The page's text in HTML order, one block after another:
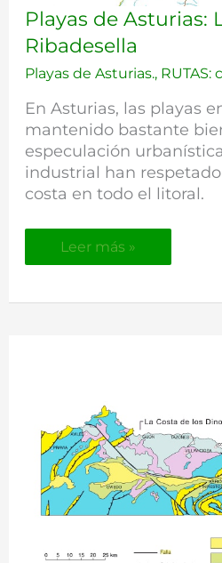
Playas de Asturias:
Ribadesella
Playas de Asturias., RUTAS:
En Asturias, las playas
mantenido bastante
especulación
industrial han
costa en todo el litoral.
Playas
de
Asturias:
Llanes-
Leer más »